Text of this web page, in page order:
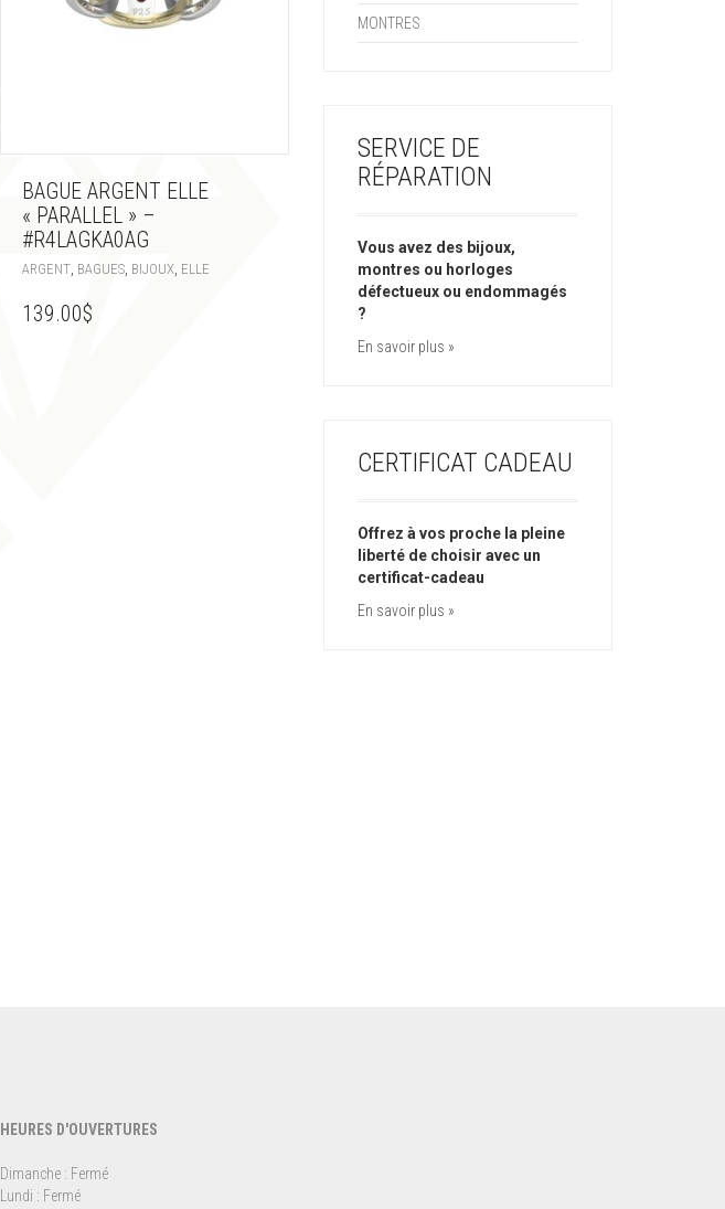
BAGUE ARGENT ELLE
« PARALLEL » –
#R4LAGKA0AG
ARGENT, BAGUES, BIJOUX, ELLE
139.00$
MONTRES
SERVICE DE
RÉPARATION
Vous avez des bijoux,
montres ou horloges
défectueux ou endommagés
?
En savoir plus »
CERTIFICAT CADEAU
Offrez à vos proche la pleine
liberté de choisir avec un
certificat-cadeau
En savoir plus »
HEURES D'OUVERTURES
Dimanche : Fermé
Lundi : Fermé